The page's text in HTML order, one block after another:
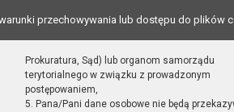
przechowywania lub dostępu do plików
Prokuratura, Sąd) lub organom samorządu
terytorialnego w związku z prowadzonym
postępowaniem,
5. Pana/Pani dane osobowe nie będą